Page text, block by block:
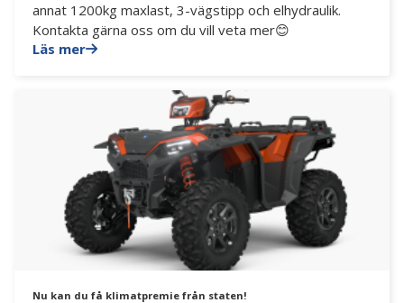
annat 1200kg maxlast, 3-vägstipp och elhydraulik.
Kontakta gärna oss om du vill veta mer😊
Läs mer
Nu kan du få klimatpremie från staten!